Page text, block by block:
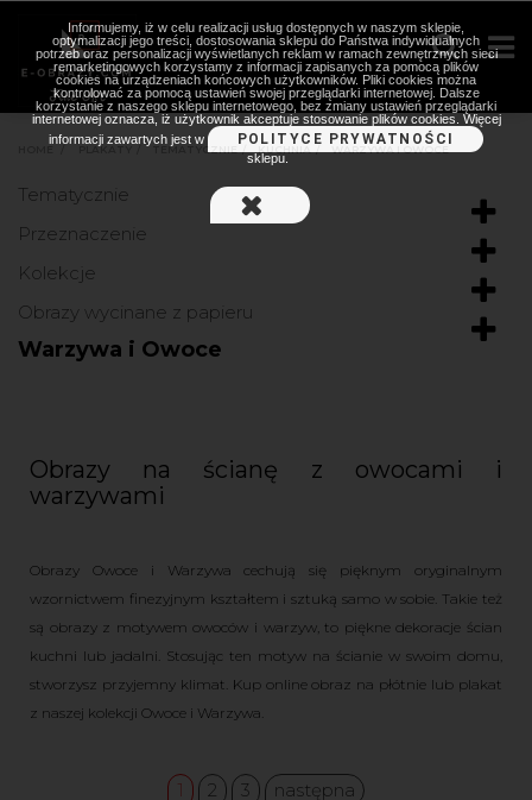
PLAKATY > TEMATYCZNIE
Tematycznie
Przeznaczenie
Kolekcje
Obrazy wycinane z papieru
Warzywa i Owoce
Obrazy na ścianę z owocami i
warzywami
Obrazy Owoce i Warzywa cechują się pięknym oryginalnym
wzornictwem finezyjnym kształtem i sztuką samo w sobie. Takie też
są obrazy z motywem owoców i warzyw, to piękne dekoracje ścian
kuchni lub jadalni. Stosując ten motyw na ścianie w swoim domu,
stworzysz przyjemny klimat. Kup online obraz na płótnie lub plakat
z naszej kolekcji Owoce i Warzywa.
1 2 3 następna
Informujemy, iż w celu realizacji usług dostępnych w naszym sklepie,
optymalizacji jego treści, dostosowania sklepu do Państwa indywidualnych
potrzeb oraz personalizacji wyświetlanych reklam w ramach zewnętrznych sieci
remarketingowych korzystamy z informacji zapisanych za pomocą plików
cookies na urządzeniach końcowych użytkowników. Pliki cookies można
kontrolować za pomocą ustawień swojej przeglądarki internetowej. Dalsze
korzystanie z naszego sklepu internetowego, bez zmiany ustawień przeglądarki
internetowej oznacza, iż użytkownik akceptuje stosowanie plików cookies. Więcej
informacji zawartych jest w
POLITYCE PRYWATNOŚCI
sklepu.